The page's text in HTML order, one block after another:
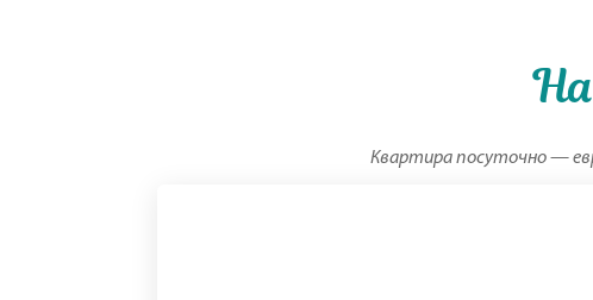
Квартира посуточно —